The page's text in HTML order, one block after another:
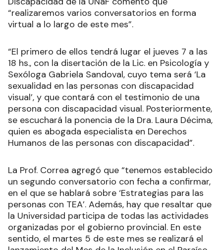
“realizaremos varios conversatorios en forma
virtual a lo largo de este mes”.
“El primero de ellos tendrá lugar el jueves 7 a las
18 hs., con la disertación de la Lic. en Psicología y
Sexóloga Gabriela Sandoval, cuyo tema será ‘La
sexualidad en las personas con discapacidad
visual’, y que contará con el testimonio de una
persona con discapacidad visual. Posteriormente,
se escuchará la ponencia de la Dra. Laura Décima,
quien es abogada especialista en Derechos
Humanos de las personas con discapacidad”.
La Prof. Correa agregó que “tenemos establecido
un segundo conversatorio con fecha a confirmar,
en el que se hablará sobre ‘Estrategias para las
personas con TEA’. Además, hay que resaltar que
la Universidad participa de todas las actividades
organizadas por el gobierno provincial. En este
sentido, el martes 5 de este mes se realizará el